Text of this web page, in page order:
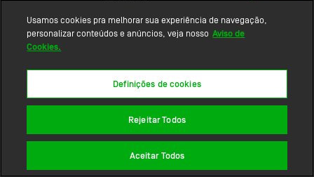
Usamos cookies pra melhorar sua experiência de navegação,
personalizar conteúdos e anúncios, veja nosso Aviso de
Cookies.
Definições de cookies
Rejeitar Todos
Aceitar Todos